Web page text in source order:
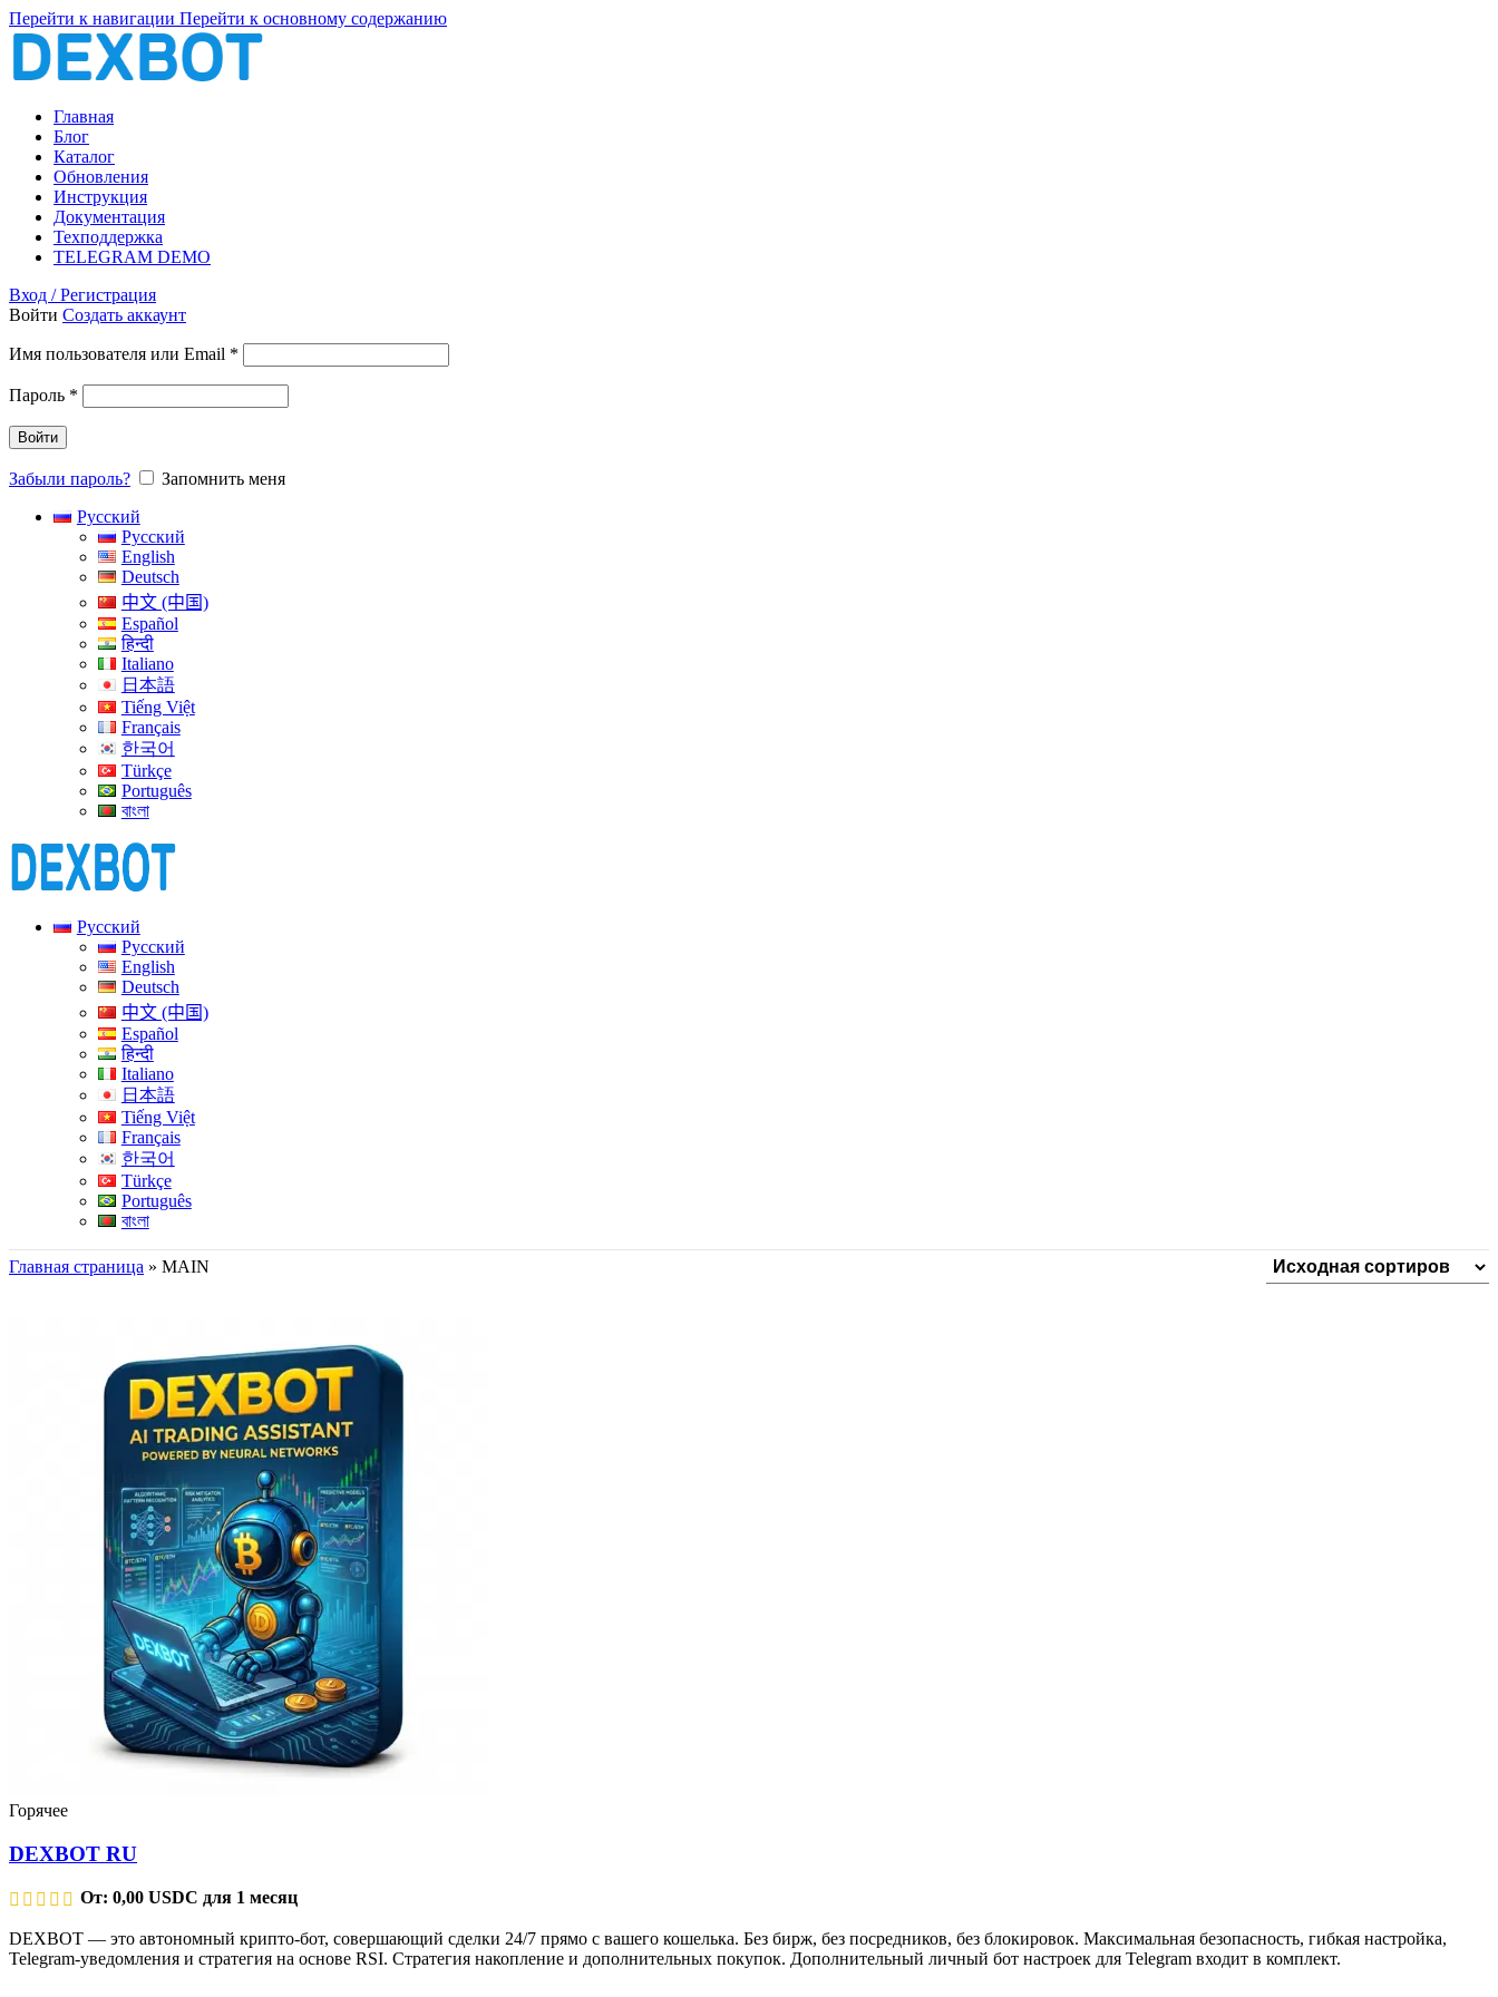
Перейти к навигации Перейти к основному содержанию
Главная
Блог
Каталог
Обновления
Инструкция
Документация
Техподдержка
TELEGRAM DEMO
Вход / Регистрация
Войти Создать аккаунт
Имя пользователя или Email *
Пароль *
Войти
Забыли пароль?
Запомнить меня
Русский
Русский
English
Deutsch
中文 (中国)
Español
हिन्दी
Italiano
日本語
Tiếng Việt
Français
한국어
Türkçe
Português
বাংলা
Русский
Русский
English
Deutsch
中文 (中国)
Español
हिन्दी
Italiano
日本語
Tiếng Việt
Français
한국어
Türkçe
Português
বাংলা
Главная страница » MAIN
Горячее
DEXBOT RU
От: 0,00 USDC для 1 месяц
DEXBOT — это автономный крипто-бот, совершающий сделки 24/7 прямо с вашего кошелька. Без бирж, без посредников, без блокировок. Максимальная безопасность, гибкая настройка,
Telegram-уведомления и стратегия на основе RSI. Стратегия накопление и дополнительных покупок. Дополнительный личный бот настроек для Telegram входит в комплект.